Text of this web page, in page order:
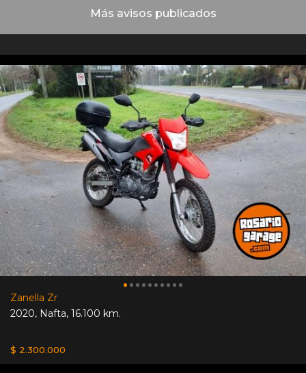
Más avisos publicados
Zanella Zr
2020, Nafta, 16.100 km.
$ 2.300.000